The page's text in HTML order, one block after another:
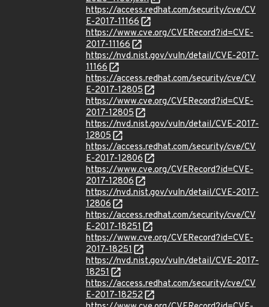
https://access.redhat.com/security/cve/CV
E-2017-11166
https://www.cve.org/CVERecord?id=CVE-
2017-11166
https://nvd.nist.gov/vuln/detail/CVE-2017-
11166
https://access.redhat.com/security/cve/CV
E-2017-12805
https://www.cve.org/CVERecord?id=CVE-
2017-12805
https://nvd.nist.gov/vuln/detail/CVE-2017-
12805
https://access.redhat.com/security/cve/CV
E-2017-12806
https://www.cve.org/CVERecord?id=CVE-
2017-12806
https://nvd.nist.gov/vuln/detail/CVE-2017-
12806
https://access.redhat.com/security/cve/CV
E-2017-18251
https://www.cve.org/CVERecord?id=CVE-
2017-18251
https://nvd.nist.gov/vuln/detail/CVE-2017-
18251
https://access.redhat.com/security/cve/CV
E-2017-18252